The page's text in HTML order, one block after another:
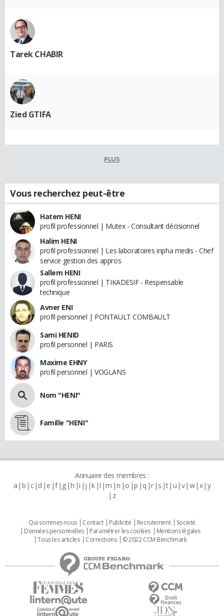
Tarek CHABIR
Zied GTIFA
PLUS
Vous recherchez peut-être
Hatem HENI
profil professionnel | Mutex - Consultant décisionnel
Halim HENI
profil professionnel | Les laboratoires inpha medis - Chef
service gestion des appros
Sallem HENI
profil professionnel | TIKADESIF - Respensable
technique
Avner ENI
profil personnel | PONTAULT COMBAULT
Sami HENID
profil personnel | PARIS
Maxime EHNY
profil personnel | VOGLANS
Nom "HENI"
Famille "HENI"
Annuaire des membres :
a b c d e f g h i j k l m n o p q r s t u v w x y
z
Qui sommes nous Contact Publicité Recrutement
Societé
Données personnelles
Paramétrer les cookies
Mentions légales
Tous les articles
Corrections © 2022 CCM Benchmark